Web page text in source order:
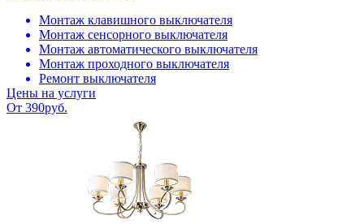
Монтаж клавишного выключателя
Монтаж сенсорного выключателя
Монтаж автоматического выключателя
Монтаж проходного выключателя
Ремонт выключателя
Цены на услуги
От 390руб.